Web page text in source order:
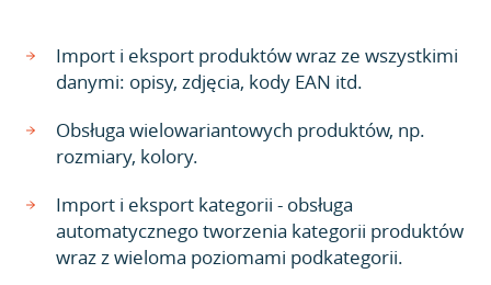
Import i eksport produktów wraz ze wszystkimi
danymi: opisy, zdjęcia, kody EAN itd.
Obsługa wielowariantowych produktów, np.
rozmiary, kolory.
Import i eksport kategorii - obsługa
automatycznego tworzenia kategorii produktów
wraz z wieloma poziomami podkategorii.